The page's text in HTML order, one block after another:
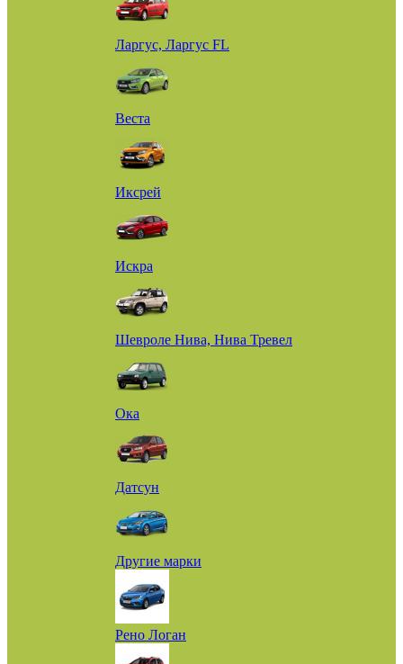
Ларгус, Ларгус FL
Веста
Иксрей
Искра
Шевроле Нива, Нива Тревел
Ока
Датсун
Другие марки
Рено Логан